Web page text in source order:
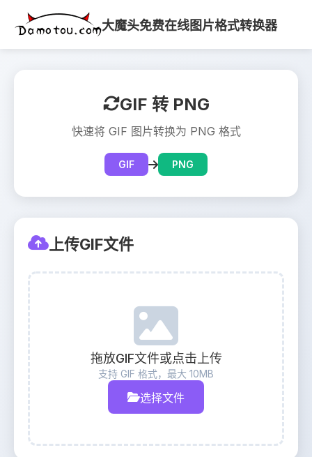
大魔头免费在线图片格式转换器
GIF 转 PNG
快速将 GIF 图片转换为 PNG 格式
GIF PNG
上传GIF文件
拖放GIF文件或点击上传
支持 GIF 格式，最大 10MB
选择文件